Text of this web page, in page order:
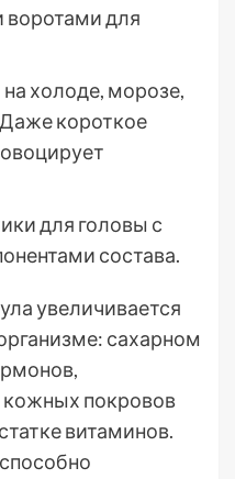
для
холоде, морозе,
короткое
для головы с
состава.
увеличивается
сахарном
покровов
витаминов.